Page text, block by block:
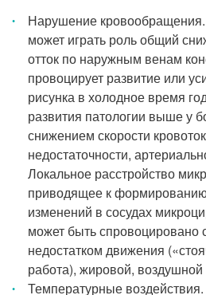
Нарушение
может играть роль общий
отток по наружным венам
провоцирует развитие или
рисунка в холодное время
развития патологии выше у
снижением скорости
недостаточности,
Локальное расстройство
приводящее к
изменений в сосудах
может быть спровоцировано
недостатком движения
работа), жировой,
Температурные